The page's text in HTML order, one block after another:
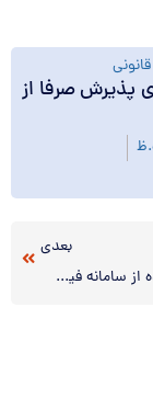
پذیرش صرفا از
بعدی
راھنمای استفاده از سامانه فیش حقوقی و احکام افزایش مستمری بگیران